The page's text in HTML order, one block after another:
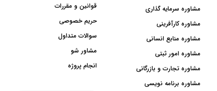
مشاوره سرمایه گذاری
مشاوره کارآفرینی
مشاوره منابع انسانی
مشاوره امور ثبتی
مشاوره تجارت و بازرگانی
مشاوره برنامه نویسی
قوانین و مقررات
حریم خصوصی
سوالات متداول
مشاور شو
انجام پروژه